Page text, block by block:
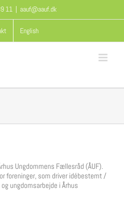
11 aauf@aauf.dk
English
Ungdommens Fællesråd (ÅUF).
foreninger, som driver idébestemt /
ungdomsarbejde i Århus